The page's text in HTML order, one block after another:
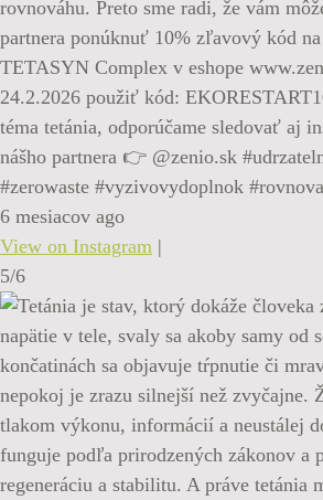
rovnováhu. Preto sme radi, že vám
partnera ponúknuť 10% zľavový kód
TETASYN Complex v eshope
24.2.2026 použiť kód:
téma tetánia, odporúčame sledovať aj
nášho partnera 👉 @zenio.sk
#zerowaste #vyzivovydoplnok
6 mesiacov ago
View on Instagram |
5/6